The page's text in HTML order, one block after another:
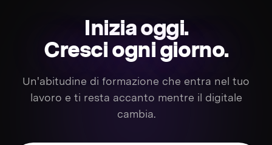
Inizia oggi.
Cresci ogni giorno.
Un'abitudine di formazione che entra nel tuo
lavoro e ti resta accanto mentre il digitale
cambia.